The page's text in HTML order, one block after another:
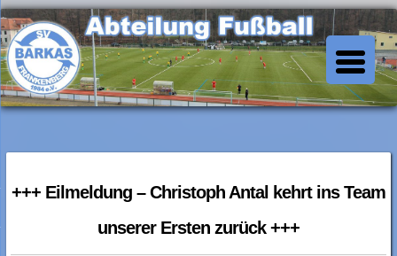
Skip
to
content
SV Barkas Abt. Fussball
+++ Eilmeldung – Christoph Antal kehrt ins Team
unserer Ersten zurück +++